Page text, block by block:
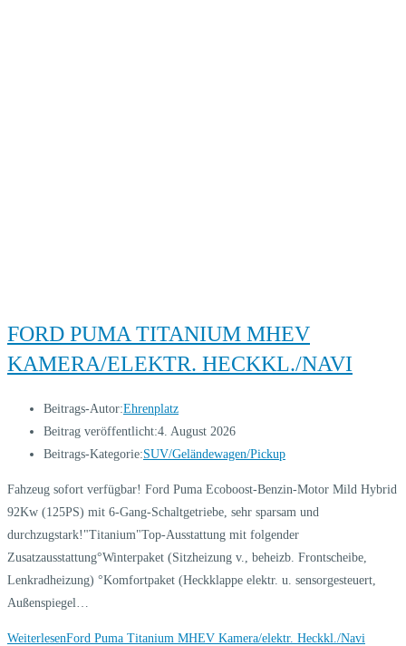
FORD PUMA TITANIUM MHEV
KAMERA/ELEKTR. HECKKL./NAVI
Beitrags-Autor:Ehrenplatz
Beitrag veröffentlicht:4. August 2026
Beitrags-Kategorie:SUV/Geländewagen/Pickup
Fahzeug sofort verfügbar! Ford Puma Ecoboost-Benzin-Motor Mild Hybrid
92Kw (125PS) mit 6-Gang-Schaltgetriebe, sehr sparsam und
durchzugstark!"Titanium"Top-Ausstattung mit folgender
Zusatzausstattung°Winterpaket (Sitzheizung v., beheizb. Frontscheibe,
Lenkradheizung) °Komfortpaket (Heckklappe elektr. u. sensorgesteuert,
Außenspiegel…
WeiterlesenFord Puma Titanium MHEV Kamera/elektr. Heckkl./Navi